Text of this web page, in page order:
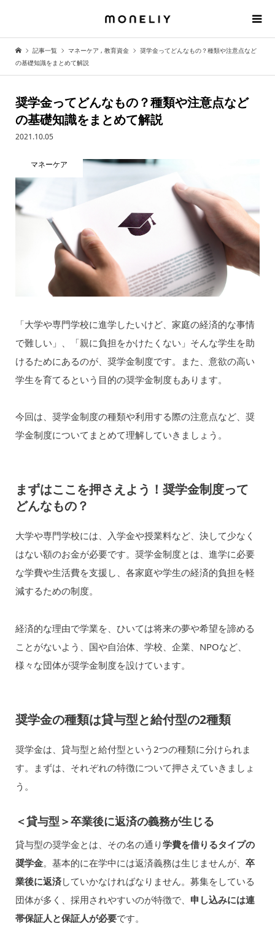
記事一覧 マネーケア , 教育資金
奨学金ってどんなもの？種類や注意点など
の基礎知識をまとめて解説
奨学金ってどんなもの？種類や注意点など
の基礎知識をまとめて解説
2021.10.05
マネーケア
「大学や専門学校に進学したいけど、家庭の経済的な事情
で難しい」、「親に負担をかけたくない」そんな学生を助
けるためにあるのが、奨学金制度です。また、意欲の高い
学生を育てるという目的の奨学金制度もあります。
今回は、奨学金制度の種類や利用する際の注意点など、奨
学金制度についてまとめて理解していきましょう。
まずはここを押さえよう！奨学金制度って
どんなもの？
大学や専門学校には、入学金や授業料など、決して少なく
はない額のお金が必要です。奨学金制度とは、進学に必要
な学費や生活費を支援し、各家庭や学生の経済的負担を軽
減するための制度。
経済的な理由で学業を、ひいては将来の夢や希望を諦める
ことがないよう、国や自治体、学校、企業、NPOなど、
様々な団体が奨学金制度を設けています。
奨学金の種類は貸与型と給付型の2種類
奨学金は、貸与型と給付型という2つの種類に分けられま
す。まずは、それぞれの特徴について押さえていきましょ
う。
＜貸与型＞卒業後に返済の義務が生じる
貸与型の奨学金とは、その名の通り学費を借りるタイプの
奨学金。基本的に在学中には返済義務は生じませんが、 卒
業後に返済していかなければなりません。募集をしている
団体が多く、採用されやすいのが特徴で、 申し込みには連
帯保証人と保証人が必要です。